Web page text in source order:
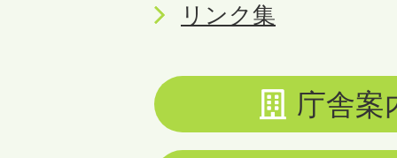
リンク集
庁舎案